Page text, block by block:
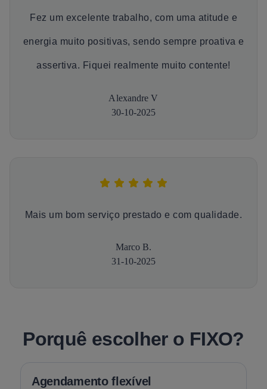
Fez um excelente trabalho, com uma atitude e
energia muito positivas, sendo sempre proativa e
assertiva. Fiquei realmente muito contente!
Alexandre V
30-10-2025
Mais um bom serviço prestado e com qualidade.
Marco B.
31-10-2025
Porquê escolher o FIXO?
Agendamento flexível